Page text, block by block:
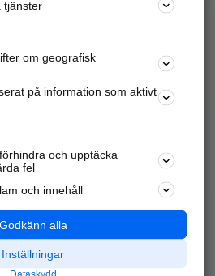
Marknadsför företaget
Kom igång och annonsera mot
samarbetspartners nära dig.
Populära sökningar
Annonsera
Integritet
Nödnummer
tjänster
om geografisk
på information som aktivt
och upptäcka
fel
och innehåll
Godkänn alla
Inställningar
Dataskydd